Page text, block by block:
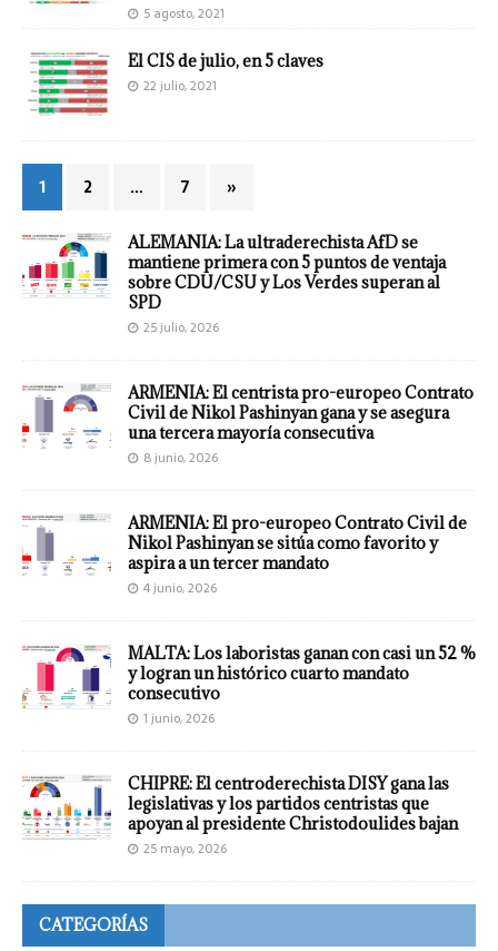
5 agosto, 2021
El CIS de julio, en 5 claves
22 julio, 2021
1 2 … 7 »
ALEMANIA: La ultraderechista AfD se
mantiene primera con 5 puntos de ventaja
sobre CDU/CSU y Los Verdes superan al
SPD
25 julio, 2026
ARMENIA: El centrista pro-europeo Contrato
Civil de Nikol Pashinyan gana y se asegura
una tercera mayoría consecutiva
8 junio, 2026
ARMENIA: El pro-europeo Contrato Civil de
Nikol Pashinyan se sitúa como favorito y
aspira a un tercer mandato
4 junio, 2026
MALTA: Los laboristas ganan con casi un 52 %
y logran un histórico cuarto mandato
consecutivo
1 junio, 2026
CHIPRE: El centroderechista DISY gana las
legislativas y los partidos centristas que
apoyan al presidente Christodoulides bajan
25 mayo, 2026
CATEGORÍAS